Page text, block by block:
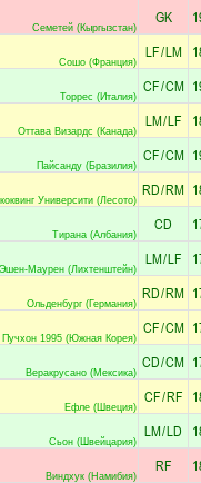
Семетей (Кыргызстан)
GK
Сошо (Франция)
LF/LM
Торрес (Италия)
CF/CM
Оттава Визардс (Канада)
LM/LF
Пайсанду (Бразилия)
CF/CM
Университи (Лесото)
RD/RM
Тирана (Албания)
CD
Эшен-Маурен (Лихтенштейн)
LM/LF
Ольденбург (Германия)
RD/RM
Пучхон 1995 (Южная Корея)
CF/CM
Веракрусано (Мексика)
CD/CM
Ефле (Швеция)
CF/RF
Сьон (Швейцария)
LM/LD
Виндхук (Намибия)
RF